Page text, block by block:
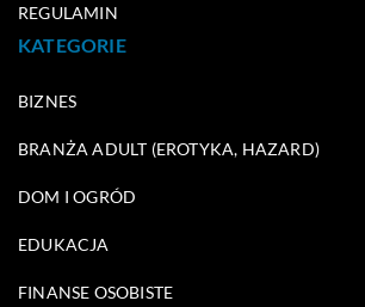
REGULAMIN
KATEGORIE
BIZNES
BRANŻA ADULT (EROTYKA, HAZARD)
DOM I OGRÓD
EDUKACJA
FINANSE OSOBISTE